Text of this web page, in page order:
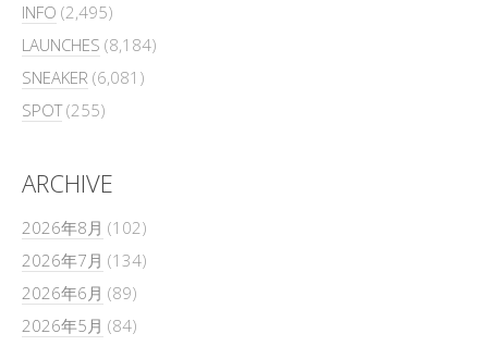
INFO (2,495)
LAUNCHES (8,184)
SNEAKER (6,081)
SPOT(255)
ARCHIVE
2026年8月 (102)
2026年7月 (134)
2026年6月 (89)
2026年5月 (84)